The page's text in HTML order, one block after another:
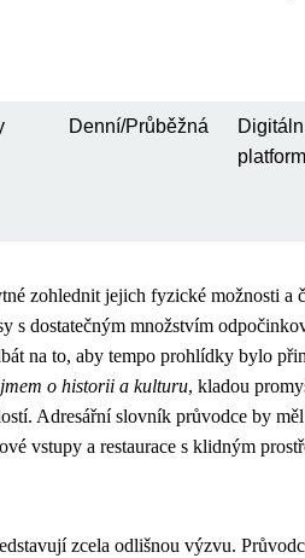
Denní/Průběžná
zohlednit jejich fyzické možnosti a
s dostatečným množstvím
na to, aby tempo prohlídky bylo
o historii a kulturu, kladou
Adresářní slovník průvodce by
vstupy a restaurace s klidným
zcela odlišnou výzvu.